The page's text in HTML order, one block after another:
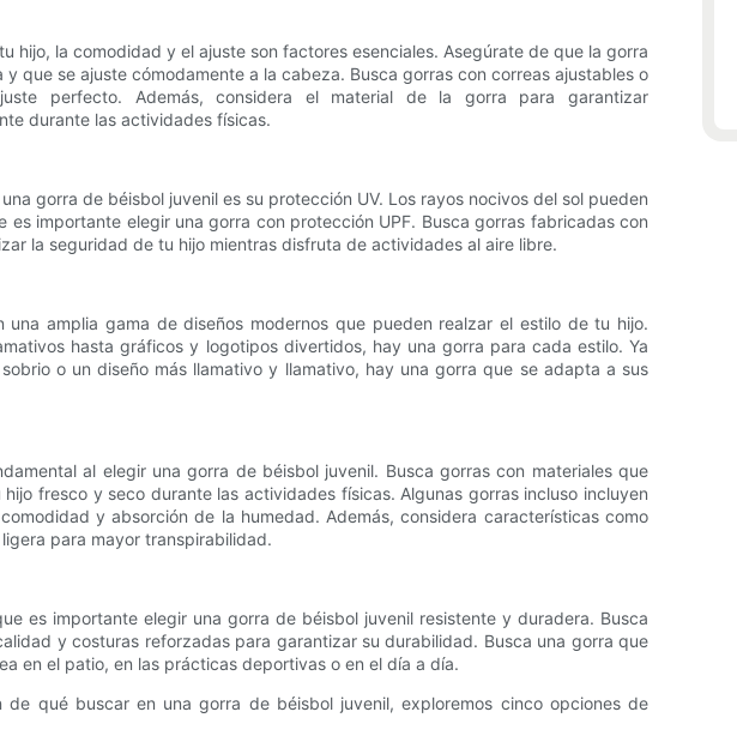
hijo, la comodidad y el ajuste son factores esenciales. Asegúrate de que la gorra
que se ajuste cómodamente a la cabeza. Busca gorras con correas ajustables o
perfecto. Además, considera el material de la gorra para garantizar
durante las actividades físicas.
gorra de béisbol juvenil es su protección UV. Los rayos nocivos del sol pueden
importante elegir una gorra con protección UPF. Busca gorras fabricadas con
la seguridad de tu hijo mientras disfruta de actividades al aire libre.
una amplia gama de diseños modernos que pueden realzar el estilo de tu hijo.
hasta gráficos y logotipos divertidos, hay una gorra para cada estilo. Ya
o un diseño más llamativo y llamativo, hay una gorra que se adapta a sus
al elegir una gorra de béisbol juvenil. Busca gorras con materiales que
fresco y seco durante las actividades físicas. Algunas gorras incluso incluyen
y absorción de la humedad. Además, considera características como
para mayor transpirabilidad.
es importante elegir una gorra de béisbol juvenil resistente y duradera. Busca
y costuras reforzadas para garantizar su durabilidad. Busca una gorra que
en el patio, en las prácticas deportivas o en el día a día.
de qué buscar en una gorra de béisbol juvenil, exploremos cinco opciones de